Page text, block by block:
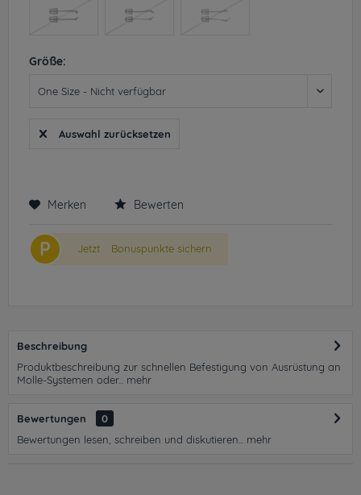
Größe:
Auswahl zurücksetzen
Merken Bewerten
P Jetzt Bonuspunkte sichern
Beschreibung
Produktbeschreibung zur schnellen Befestigung von Ausrüstung an
Molle-Systemen oder...
mehr
Bewertungen
0
Bewertungen lesen, schreiben und diskutieren...
mehr